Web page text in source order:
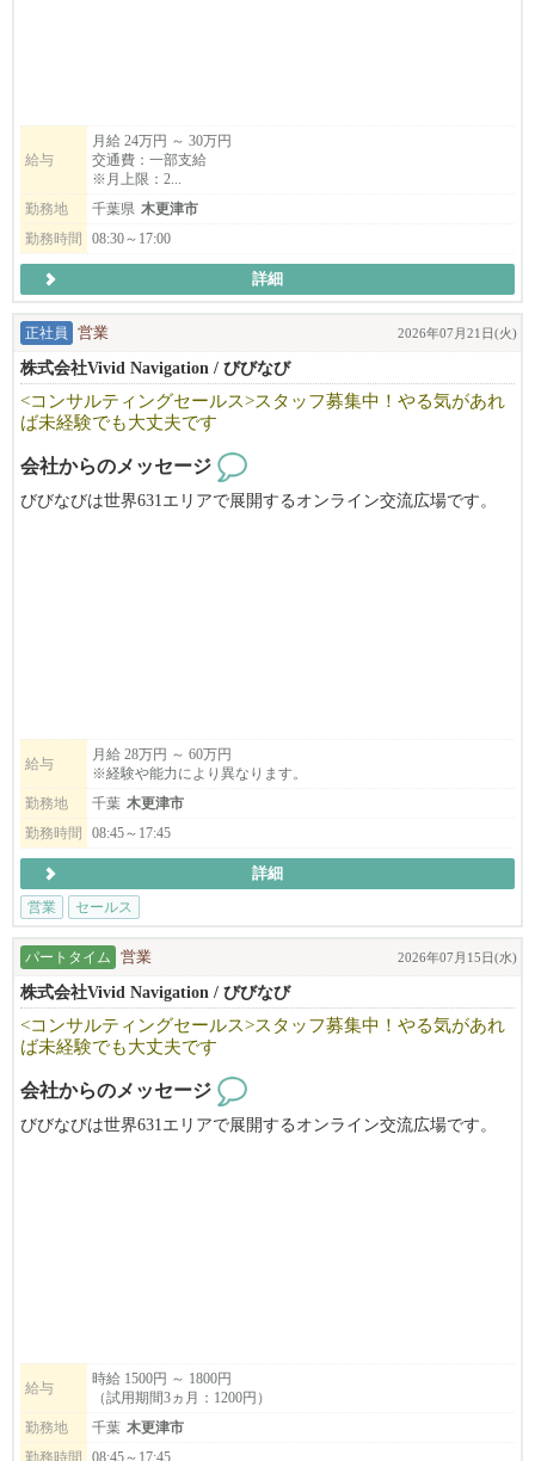
給与
月給 24万円 ～ 30万円
交通費：一部支給
※月上限：2...
勤務地
千葉県 木更津市
勤務時間
08:30～17:00
詳細
正社員 営業 2026年07月21日(火)
株式会社Vivid Navigation / びびなび
<コンサルティングセールス>スタッフ募集中！やる気があれ
ば未経験でも大丈夫です
会社からのメッセージ
びびなびは世界631エリアで展開するオンライン交流広場です。
会社のモットーは「できる限り、自分たちの手で、一から作り上
げる！」
やる気次第で、あなたのアイデアや夢を実現させることが可能で
す。
一緒に新しいことに挑戦しませんか？
えてくださる方を募集しています！
日本だけでなくアメリカにも本社があるため、ハワイ・ロサンゼ
ルスでの海外担当部署の研修制度も完備！
給与
月給 28万円 ～ 60万円
※経験や能力により異なります。
勤務地
千葉 木更津市
勤務時間
08:45～17:45
詳細
営業
セールス
パートタイム 営業 2026年07月15日(水)
株式会社Vivid Navigation / びびなび
<コンサルティングセールス>スタッフ募集中！やる気があれ
ば未経験でも大丈夫です
会社からのメッセージ
びびなびは世界631エリアで展開するオンライン交流広場です。
会社のモットーは「できる限り、自分たちの手で、一から作り上
げる！」
やる気次第で、あなたのアイデアや夢を実現させることが可能で
給与
時給 1500円 ～ 1800円
（試用期間3ヵ月：1200円）
勤務地
千葉 木更津市